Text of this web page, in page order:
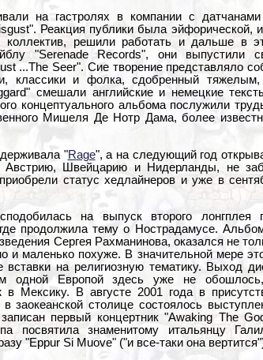
на гастролях в компании с
Реакция публики была эйфорической,
коллектив, решили работать и дальше в
"Serenade Records", они выпустили
...The Seer". Сие творение представляло
классики и фолка, сдобренный
смешали английские и немецкие
концептуального альбома послужили
Мишеля Де Нотр Дама, более
"Rage", а на следующий год
Австрию, Швейцарию и Нидерланды, не
статус хедлайнеров и уже в
на выпуск второго лонгплея
продолжила тему о Нострадамусе.
Сергея Рахманинова, оказался не
и маленько похуже. В значительной мере
вставки на религиозную тематику. Выход
одной Европой здесь уже не
в Мексику. В августе 2001 года в
заокеанской столице состоялось
первый концертник "Awaking The
посвятила знаменитому итальянцу
"Eppur Si Muove" ("и все-таки она